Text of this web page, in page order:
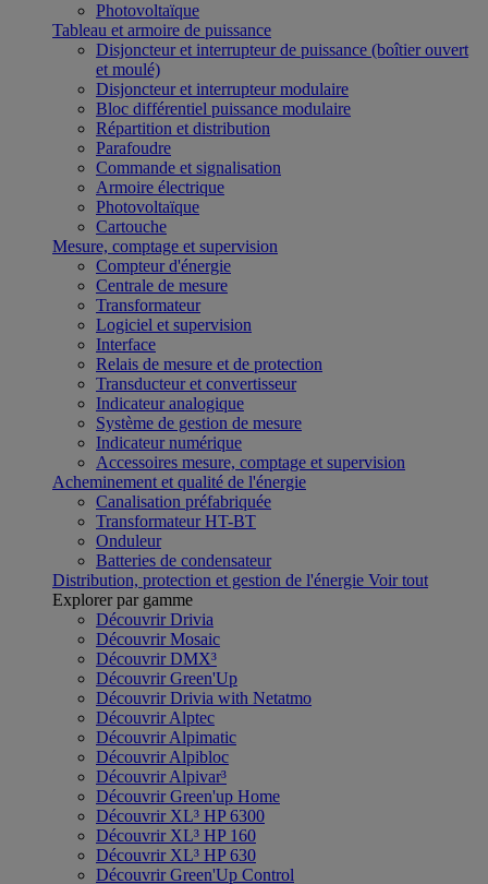
Photovoltaïque
Tableau et armoire de puissance
Disjoncteur et interrupteur de puissance (boîtier ouvert
et moulé)
Disjoncteur et interrupteur modulaire
Bloc différentiel puissance modulaire
Répartition et distribution
Parafoudre
Commande et signalisation
Armoire électrique
Photovoltaïque
Cartouche
Mesure, comptage et supervision
Compteur d'énergie
Centrale de mesure
Transformateur
Logiciel et supervision
Interface
Relais de mesure et de protection
Transducteur et convertisseur
Indicateur analogique
Système de gestion de mesure
Indicateur numérique
Accessoires mesure, comptage et supervision
Acheminement et qualité de l'énergie
Canalisation préfabriquée
Transformateur HT-BT
Onduleur
Batteries de condensateur
Distribution, protection et gestion de l'énergie Voir tout
Explorer par gamme
Découvrir Drivia
Découvrir Mosaic
Découvrir DMX³
Découvrir Green'Up
Découvrir Drivia with Netatmo
Découvrir Alptec
Découvrir Alpimatic
Découvrir Alpibloc
Découvrir Alpivar³
Découvrir Green'up Home
Découvrir XL³ HP 6300
Découvrir XL³ HP 160
Découvrir XL³ HP 630
Découvrir Green'Up Control